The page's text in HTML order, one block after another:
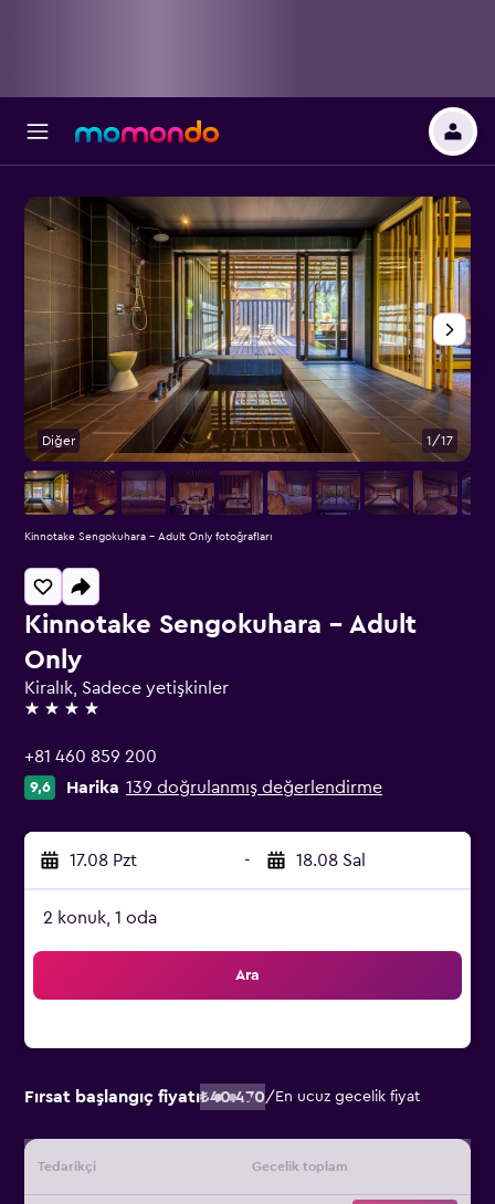
Kinnotake Sengokuhara - Adult
Only
Kiralık, Sadece yetişkinler
4 yıldız
+81 460 859 200
9,6 Harika 139 doğrulanmış değerlendirme
17.08 Pzt - 18.08 Sal
2 konuk, 1 oda
Ara
Fırsat başlangıç fiyatı₺40.470/ En ucuz gecelik fiyat
Tedarikçi Gecelik toplam
Diğer 1/17
Kinnotake Sengokuhara - Adult Only fotoğrafları